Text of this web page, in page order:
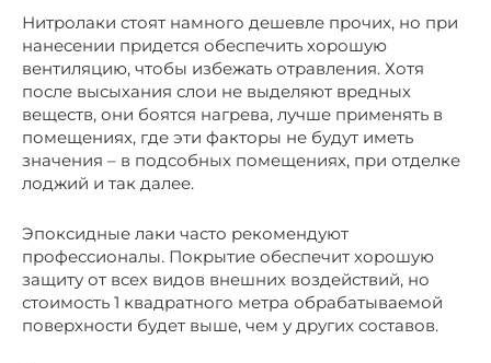
Нитролаки стоят намного дешевле прочих, но при
нанесении придется обеспечить хорошую
вентиляцию, чтобы избежать отравления. Хотя
после высыхания слои не выделяют вредных
веществ, они боятся нагрева, лучше применять в
помещениях, где эти факторы не будут иметь
значения – в подсобных помещениях, при отделке
лоджий и так далее.
Эпоксидные лаки часто рекомендуют
профессионалы. Покрытие обеспечит хорошую
защиту от всех видов внешних воздействий, но
стоимость 1 квадратного метра обрабатываемой
поверхности будет выше, чем у других составов.